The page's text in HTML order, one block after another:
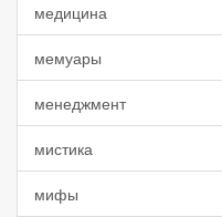
медицина
мемуары
менеджмент
мистика
мифы